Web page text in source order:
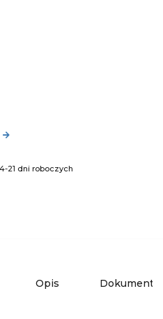
21 dni roboczych
Opis Dokumenty